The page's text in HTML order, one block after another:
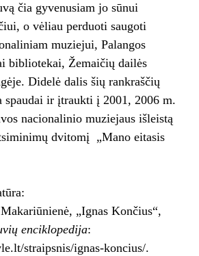
čia gyvenusiam jo sūnui
o vėliau perduoti saugoti
muziejui, Palangos
bibliotekai, Žemaičių dailės
Didelė dalis šių rankraščių
spaudai ir įtraukti į 2001, 2006 m.
nacionalinio muziejaus išleistą
dvitomį „Mano eitasis
„Ignas Končius“,
enciklopedija:
straipsnis/ignas-koncius/.